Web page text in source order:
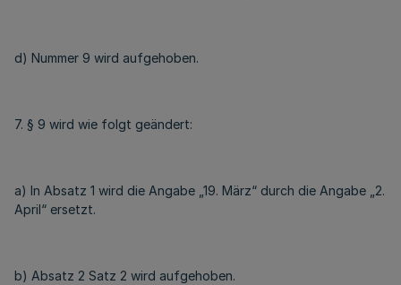
d) Nummer 9 wird aufgehoben.
7. § 9 wird wie folgt geändert:
a) In Absatz 1 wird die Angabe „19. März“ durch die Angabe „2.
April“ ersetzt.
b) Absatz 2 Satz 2 wird aufgehoben.